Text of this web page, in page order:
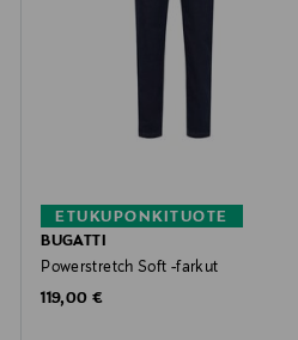
ETUKUPONKITUOTE
BUGATTI
Powerstretch Soft -farkut
Original Price
119,00 €